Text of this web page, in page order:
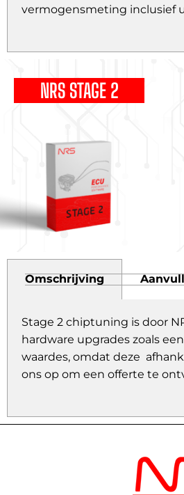
vermogensmeting inclusief
NRS STAGE 2
Omschrijving
Stage 2 chiptuning is door
hardware upgrades zoals
waardes, omdat deze
ons op om een offerte te